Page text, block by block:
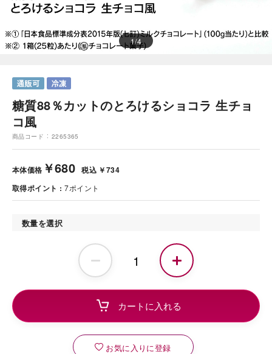
1/4
糖質88％カットのとろけるショコラ 生チョ
コ風
商品コード 2265365
本体価格 ￥680 税込 ￥734
取得ポイント
7ポイント
数量を選択
お気に入りに登録